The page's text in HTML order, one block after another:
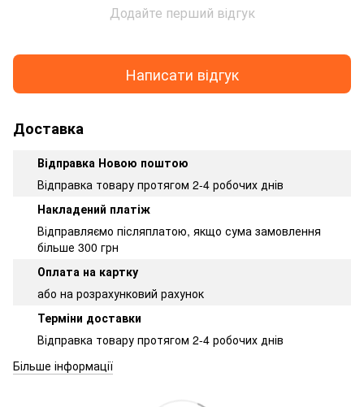
Додайте перший відгук
Написати відгук
Доставка
Відправка Новою поштою
Відправка товару протягом 2-4 робочих днів
Накладений платіж
Відправляємо післяплатою, якщо сума замовлення
більше 300 грн
Оплата на картку
або на розрахунковий рахунок
Терміни доставки
Відправка товару протягом 2-4 робочих днів
Більше інформації